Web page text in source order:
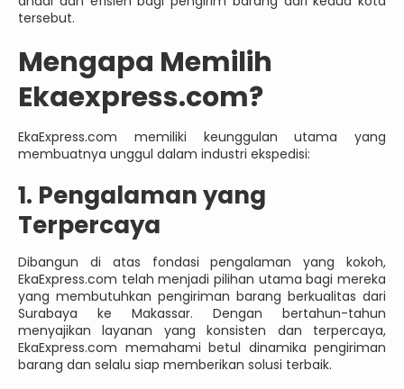
tersebut.
Mengapa Memilih
Ekaexpress.com?
EkaExpress.com memiliki keunggulan utama yang
membuatnya unggul dalam industri ekspedisi:
1. Pengalaman yang
Terpercaya
Dibangun di atas fondasi pengalaman yang kokoh,
EkaExpress.com telah menjadi pilihan utama bagi mereka
yang membutuhkan pengiriman barang berkualitas dari
Surabaya ke Makassar. Dengan bertahun-tahun
menyajikan layanan yang konsisten dan terpercaya,
EkaExpress.com memahami betul dinamika pengiriman
barang dan selalu siap memberikan solusi terbaik.